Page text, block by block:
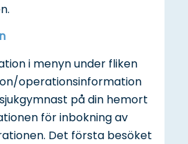
i menyn under fliken
operationsinformation
på din hemort
för inbokning av
Det första besöket